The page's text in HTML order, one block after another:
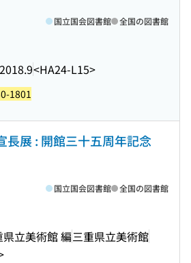
2018.9<HA24-L15>
国立国会図書館 全国の図書館
1801
長展 : 開館三十五周年記念
立美術館 編三重県立美術館
国立国会図書館 全国の図書館